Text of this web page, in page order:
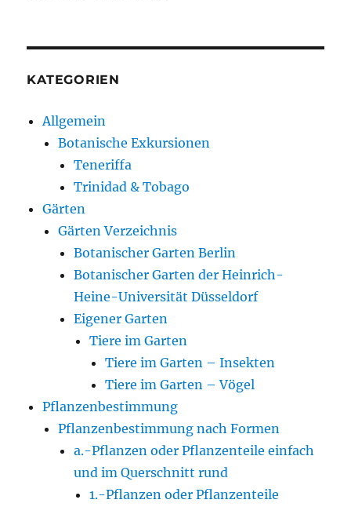
KATEGORIEN
Allgemein
Botanische Exkursionen
Teneriffa
Trinidad & Tobago
Gärten
Gärten Verzeichnis
Botanischer Garten Berlin
Botanischer Garten der Heinrich-
Heine-Universität Düsseldorf
Eigener Garten
Tiere im Garten
Tiere im Garten – Insekten
Tiere im Garten – Vögel
Pflanzenbestimmung
Pflanzenbestimmung nach Formen
a.-Pflanzen oder Pflanzenteile einfach
und im Querschnitt rund
1.-Pflanzen oder Pflanzenteile